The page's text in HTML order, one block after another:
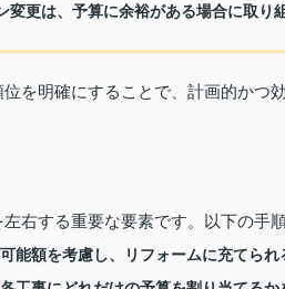
変更は、予算に余裕がある場合に取り
を明確にすることで、計画的かつ
右する重要な要素です。以下の手
能額を考慮し、リフォームに充てられ